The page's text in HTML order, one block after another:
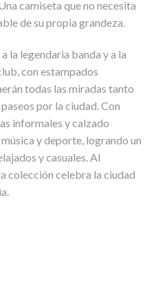
camiseta que no necesita
de su propia grandeza.
la legendaria banda y a la
con estampados
todas las miradas tanto
por la ciudad. Con
informales y calzado
y deporte, logrando un
y casuales. Al
colección celebra la ciudad